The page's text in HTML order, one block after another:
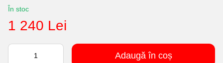
În stoc
1 240 Lei
Adaugă în coș